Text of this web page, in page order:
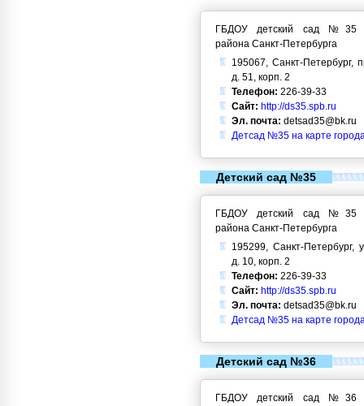
ГБДОУ детский сад №35
района Санкт-Петербурга
195067, Санкт-
д. 51, корп. 2
Телефон: 226-39-33
Сайт: http://ds35.spb.ru
Эл. почта: detsad35@bk.ru
Детсад №35 на карте
Детский сад №35
ГБДОУ детский сад №35
района Санкт-Петербурга
195299, Санкт-Петербург,
д. 10, корп. 2
Телефон: 226-39-33
Сайт: http://ds35.spb.ru
Эл. почта: detsad35@bk.ru
Детсад №35 на карте
Детский сад №36
ГБДОУ детский сад №36